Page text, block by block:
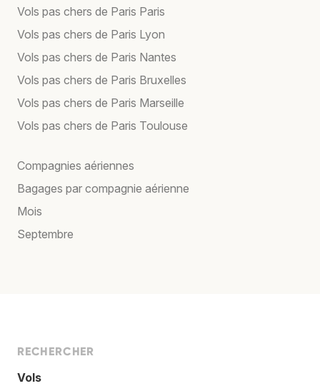
Vols pas chers de Paris Paris
Vols pas chers de Paris Lyon
Vols pas chers de Paris Nantes
Vols pas chers de Paris Bruxelles
Vols pas chers de Paris Marseille
Vols pas chers de Paris Toulouse
Compagnies aériennes
Bagages par compagnie aérienne
Mois
Septembre
RECHERCHER
Vols